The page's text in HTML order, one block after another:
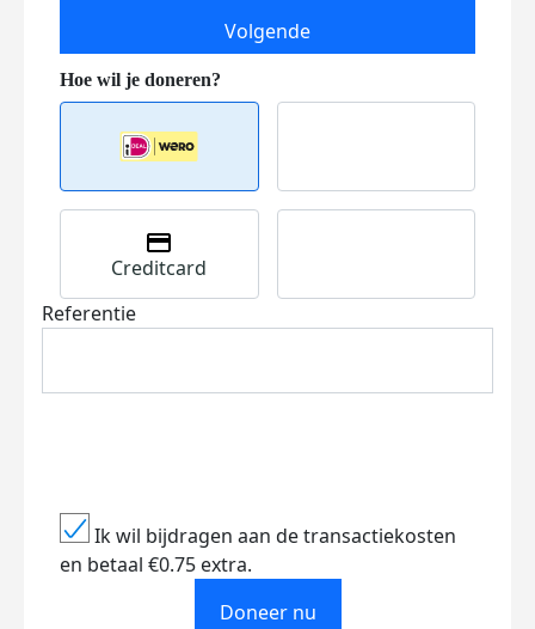
Volgende
Creditcard
Referentie
Ik wil bijdragen aan de transactiekosten
en betaal €0.75 extra.
Doneer nu